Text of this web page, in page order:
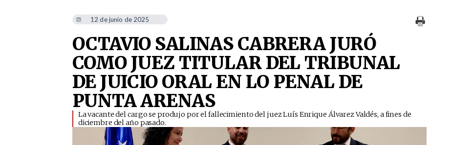
12 de junio de 2025
OCTAVIO SALINAS CABRERA JURÓ
COMO JUEZ TITULAR DEL TRIBUNAL
DE JUICIO ORAL EN LO PENAL DE
PUNTA ARENAS
​La vacante del cargo se produjo por el fallecimiento del juez Luís Enrique Álvarez Valdés, a fines de
diciembre del año pasado.